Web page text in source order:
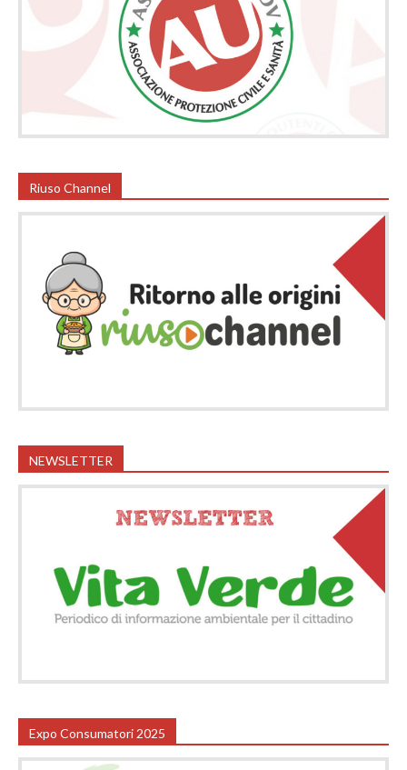
Riuso Channel
NEWSLETTER
Expo Consumatori 2025